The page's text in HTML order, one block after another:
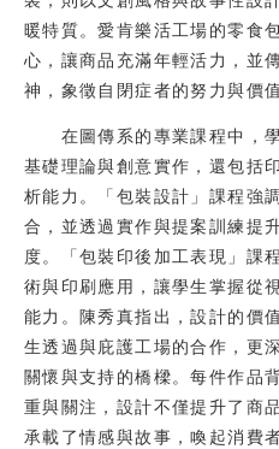
暖特質。愛肯樂活工場的零食
心，讓商品充滿年輕活力，並
神，象徵自閉症者的努力與價值
在圖傳系的專業課程中，學
基礎理論與創意實作，還包括
析能力。「包裝設計」課程強
合，並透過實作與提案訓練提
度。「包裝印後加工表現」課
術與印刷應用，讓學生掌握從
能力。陳秀真指出，設計的價
生透過與庇護工場的合作，更
關懷與支持的橋樑。每件作品
重與關注，設計不僅提升了商
承載了情感與故事，喚起消費